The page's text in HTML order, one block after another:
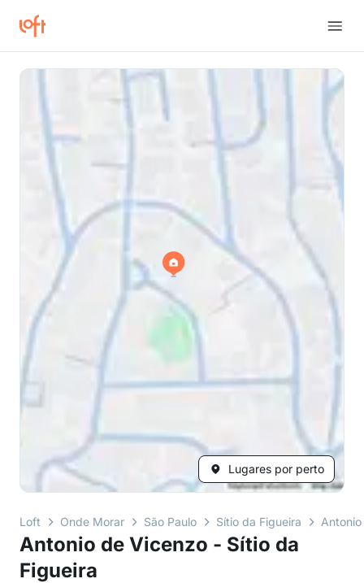
Lugares por perto
Loft Onde Morar São Paulo Sítio da Figueira
Antonio de Vicenzo - Sítio da
Figueira